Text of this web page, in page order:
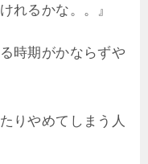
れるかな。。』
時期がかならずや
りやめてしまう人